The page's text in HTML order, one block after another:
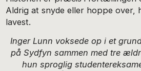
Aldrig at snyde eller hoppe
lavest.
Inger Lunn voksede op i et
på Sydfyn sammen med tre
hun sproglig